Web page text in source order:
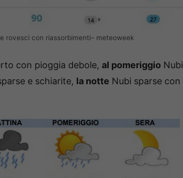
rovesci con riassorbimenti– meteoweek
con pioggia debole, al pomeriggio Nubi
e schiarite, la notte Nubi sparse con